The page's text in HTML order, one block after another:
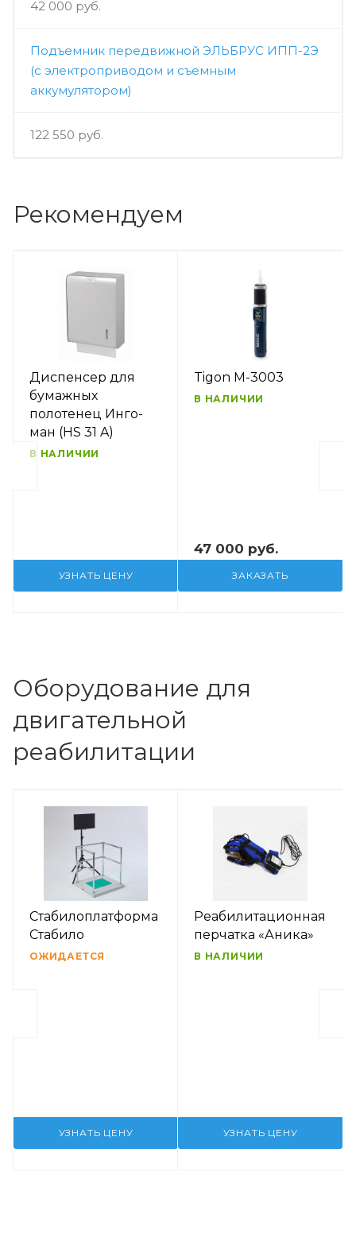
42 000 руб.
Подъемник передвижной ЭЛЬБРУС ИПП-2Э
(с электроприводом и съемным
аккумулятором)
122 550 руб.
Рекомендуем
Диспенсер для
бумажных
полотенец Инго-
ман (HS 31 A)
В НАЛИЧИИ
УЗНАТЬ ЦЕНУ
Tigon M-3003
В НАЛИЧИИ
47 000 руб.
ЗАКАЗАТЬ
Оборудование для
двигательной
реабилитации
Стабилоплатформа
Стабило
ОЖИДАЕТСЯ
УЗНАТЬ ЦЕНУ
Реабилитационная
перчатка «Аника»
В НАЛИЧИИ
УЗНАТЬ ЦЕНУ